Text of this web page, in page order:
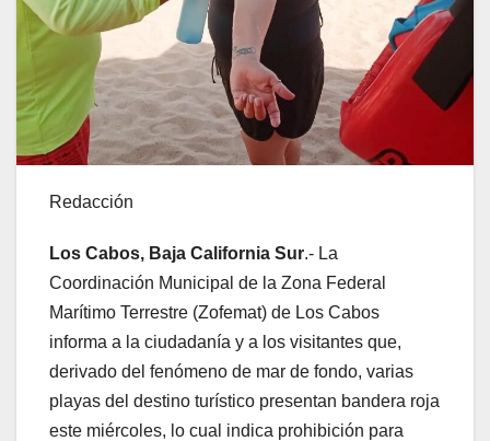
Redacción
Los Cabos, Baja California Sur.- La
Coordinación Municipal de la Zona Federal
Marítimo Terrestre (Zofemat) de Los Cabos
informa a la ciudadanía y a los visitantes que,
derivado del fenómeno de mar de fondo, varias
playas del destino turístico presentan bandera roja
este miércoles, lo cual indica prohibición para